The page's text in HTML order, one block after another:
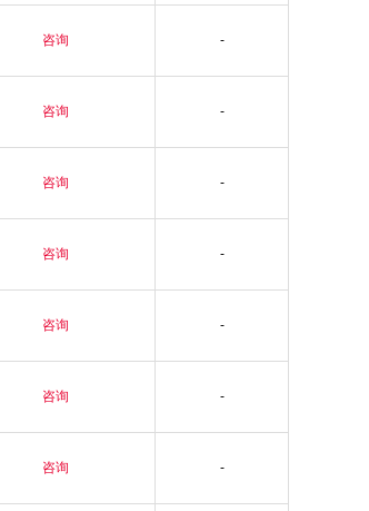
咨询 -
咨询 -
咨询 -
咨询 -
咨询 -
咨询 -
咨询 -